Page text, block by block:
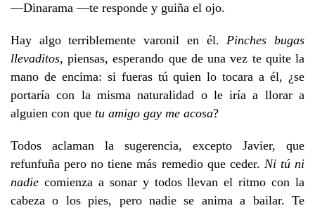
—Dinarama —te responde y guiña el ojo.
Hay algo terriblemente varonil en él.Pinches bugas
llevaditos, piensas, esperando que de una vez te quite la
mano de encima: si fueras tú quien lo tocara a él, ¿se
portaría con la misma naturalidad o le iría a llorar a
alguien con que tu amigo gay me acosa?
Todos aclaman la sugerencia, excepto Javier, que
refunfuña pero no tiene más remedio que ceder. Ni tú ni
nadie comienza a sonar y todos llevan el ritmo con la
cabeza o los pies, pero nadie se anima a bailar. Te